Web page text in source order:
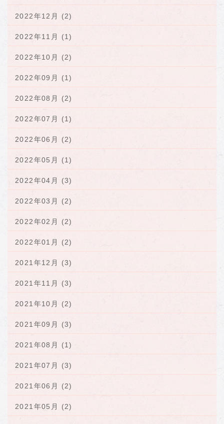
2022年12月 (2)
2022年11月 (1)
2022年10月 (2)
2022年09月 (1)
2022年08月 (2)
2022年07月 (1)
2022年06月 (2)
2022年05月 (1)
2022年04月 (3)
2022年03月 (2)
2022年02月 (2)
2022年01月 (2)
2021年12月 (3)
2021年11月 (3)
2021年10月 (2)
2021年09月 (3)
2021年08月 (1)
2021年07月 (3)
2021年06月 (2)
2021年05月 (2)